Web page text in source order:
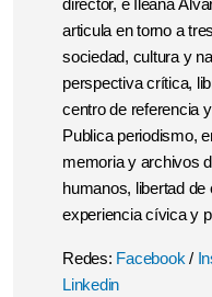
director, e Ileana
articula en torno a
sociedad, cultura y
perspectiva crítica,
centro de referencia
Publica periodismo,
memoria y archivos
humanos, libertad de
experiencia cívica y
Redes: Facebook /
Linkedin